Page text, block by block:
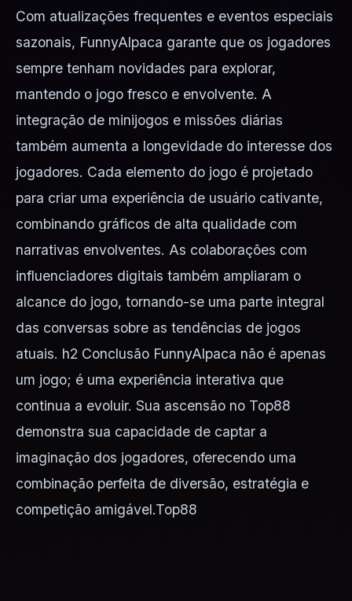
Com atualizações frequentes e eventos especiais
sazonais, FunnyAlpaca garante que os jogadores
sempre tenham novidades para explorar,
mantendo o jogo fresco e envolvente. A
integração de minijogos e missões diárias
também aumenta a longevidade do interesse dos
jogadores. Cada elemento do jogo é projetado
para criar uma experiência de usuário cativante,
combinando gráficos de alta qualidade com
narrativas envolventes. As colaborações com
influenciadores digitais também ampliaram o
alcance do jogo, tornando-se uma parte integral
das conversas sobre as tendências de jogos
atuais. h2 Conclusão FunnyAlpaca não é apenas
um jogo; é uma experiência interativa que
continua a evoluir. Sua ascensão no Top88
demonstra sua capacidade de captar a
imaginação dos jogadores, oferecendo uma
combinação perfeita de diversão, estratégia e
competição amigável.Top88